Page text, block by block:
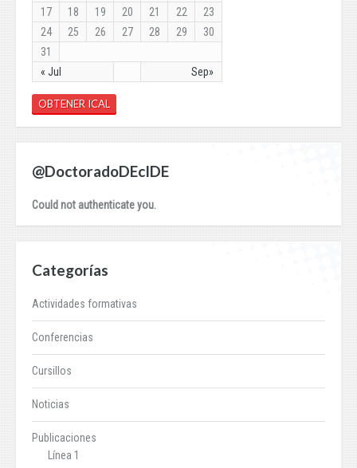
« Jul Sep»
17
18 19 20 21 22
23
24
25 26 27 28 29
30
31
OBTENER ICAL
@DoctoradoDEcIDE
Could not authenticate you.
Categorías
Actividades formativas
Conferencias
Cursillos
Noticias
Publicaciones
Línea 1